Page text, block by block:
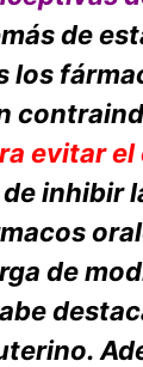
de
los
evitar el
inhibir
de